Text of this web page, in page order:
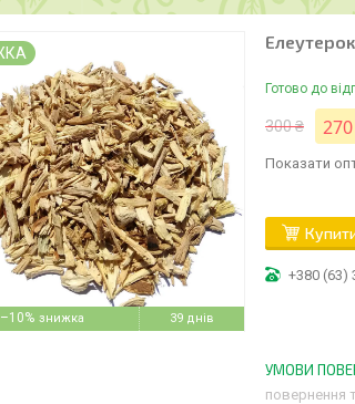
–10% 39 днів
Готово до
300 ₴
Показати
+380 (63)
повернення